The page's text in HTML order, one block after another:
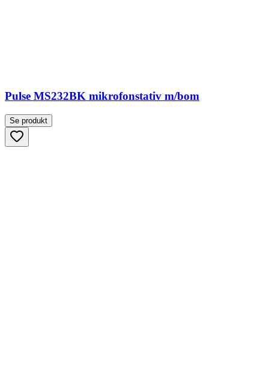
Pulse MS232BK mikrofonstativ m/bom
Se produkt